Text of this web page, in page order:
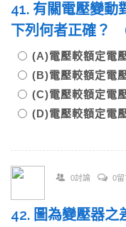
41. 有關電壓變動
下列何者正確？
(A)電壓較額定電
(B)電壓較額定電
(C)電壓較額定電
(D)電壓較額定電
0討論 0留
42. 圖為變壓器之